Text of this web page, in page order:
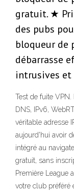
gratuit. ★
des pubs
bloqueur de
débarrasse
intrusives et
Test de fuite
DNS, IPv6,
véritable adresse
aujourd'hui avoir
intégré au
gratuit, sans
Première League
votre club préféré